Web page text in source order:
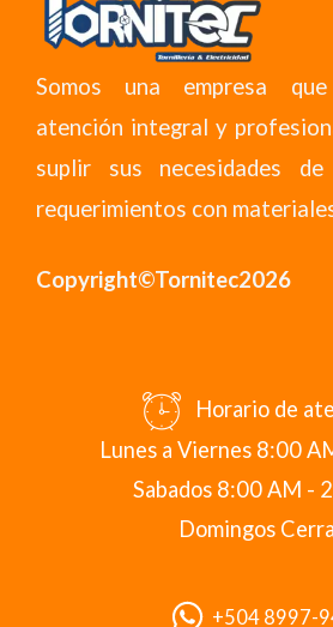
Somos una empresa
atención integral y
suplir sus necesidades
requerimientos con
Copyright©Tornitec2026
Horario de
Lunes a Viernes 8:00
Sabados 8:00 AM -
Domingos
+504 8997-